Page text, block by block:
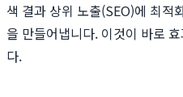
색 결과 상위 노출(SEO)에 최적
을 만들어냅니다. 이것이 바로
다.